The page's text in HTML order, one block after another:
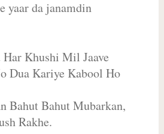
yaar da janamdin
Har Khushi Mil Jaave
Dua Kariye Kabool Ho
Bahut Bahut Mubarkan,
Rakhe.